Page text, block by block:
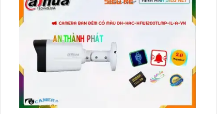
truyền tải nhanh và hỗ trợ các công nghệ nén video
H.265/H.264+/H.264. Hơn nữa, camera còn tích hợp
công nghệ nhìn đêm chất lượng Hồng Ngoại Smart
IR và có khả năng xử lý chói sáng tốt.